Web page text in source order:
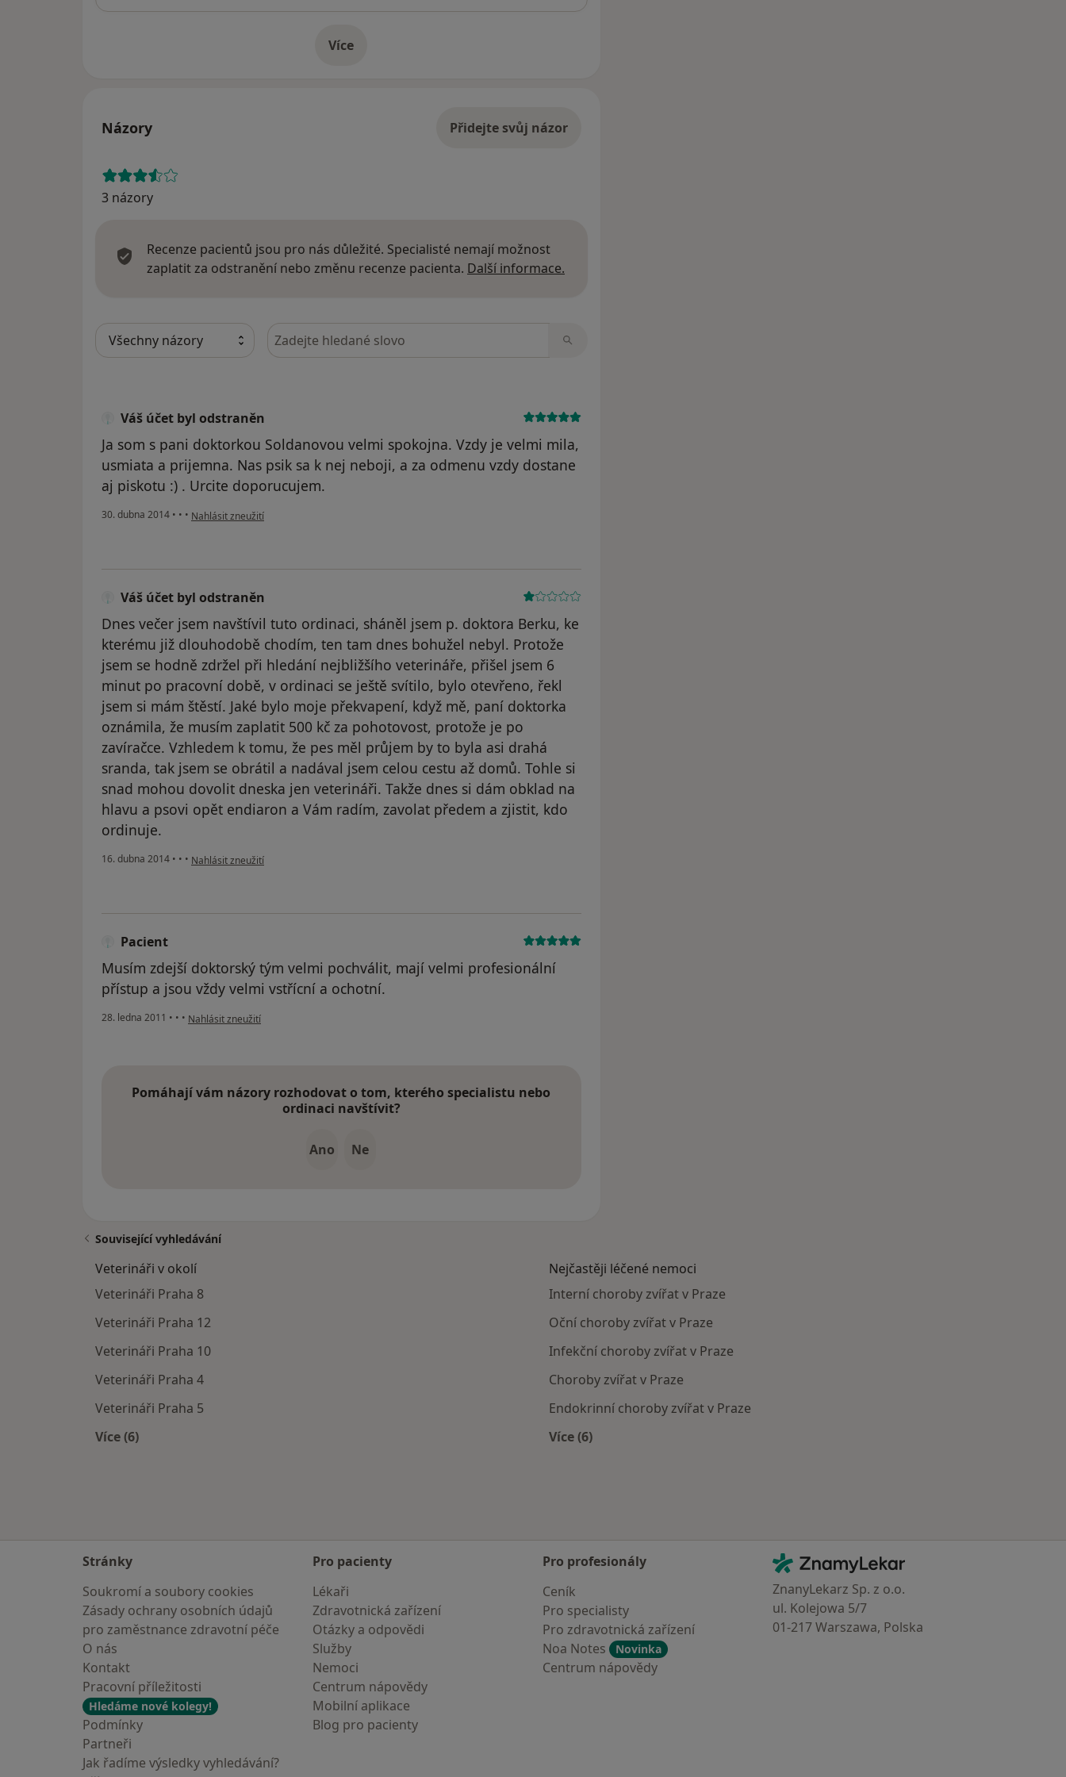
Víceo adrese
Názory Přidejte svůj názor
3 názory
Recenze pacientů jsou pro nás důležité. Specialisté nemají možnost
zaplatit za odstranění nebo změnu recenze pacienta. Další informace.
Hledejte v názorech
Váš účet byl odstraněn
Ja som s pani doktorkou Soldanovou velmi spokojna. Vzdy je velmi mila,
usmiata a prijemna. Nas psik sa k nej neboji, a za odmenu vzdy dostane
aj piskotu :) . Urcite doporucujem.
30. dubna 2014 • • • podle názoru uživatele Váš účet byl odstraněn
Nahlásit zneužití
Váš účet byl odstraněn
Dnes večer jsem navštívil tuto ordinaci, sháněl jsem p. doktora Berku, ke
kterému již dlouhodobě chodím, ten tam dnes bohužel nebyl. Protože
jsem se hodně zdržel při hledání nejbližšího veterináře, přišel jsem 6
minut po pracovní době, v ordinaci se ještě svítilo, bylo otevřeno, řekl
jsem si mám štěstí. Jaké bylo moje překvapení, když mě, paní doktorka
oznámila, že musím zaplatit 500 kč za pohotovost, protože je po
zavíračce. Vzhledem k tomu, že pes měl průjem by to byla asi drahá
sranda, tak jsem se obrátil a nadával jsem celou cestu až domů. Tohle si
snad mohou dovolit dneska jen veterináři. Takže dnes si dám obklad na
hlavu a psovi opět endiaron a Vám radím, zavolat předem a zjistit, kdo
ordinuje.
16. dubna 2014 • • • podle názoru uživatele Váš účet byl odstraněn
Nahlásit zneužití
Pacient
Musím zdejší doktorský tým velmi pochválit, mají velmi profesionální
přístup a jsou vždy velmi vstřícní a ochotní.
28. ledna 2011 • • • podle názoru uživatele Pacient
Nahlásit zneužití
Pomáhají vám názory rozhodovat o tom, kterého specialistu nebo
ordinaci navštívit?
Ano Ne
Související vyhledávání
Veterináři v okolí
Veterináři Praha 8
Veterináři Praha 12
Veterináři Praha 10
Veterináři Praha 4
Veterináři Praha 5
Více (6)
Nejčastěji léčené nemoci
Interní choroby zvířat v Praze
Oční choroby zvířat v Praze
Infekční choroby zvířat v Praze
Choroby zvířat v Praze
Endokrinní choroby zvířat v Praze
Více (6)
Stránky
Soukromí a soubory cookies
Zásady ochrany osobních údajů
pro zaměstnance zdravotní péče
O nás
Kontakt
Pracovní příležitosti
Hledáme nové kolegy!
Podmínky
Partneři
Jak řadíme výsledky vyhledávání?
Pro pacienty
Lékaři
Zdravotnická zařízení
Otázky a odpovědi
Služby
Nemoci
Centrum nápovědy
Mobilní aplikace
Blog pro pacienty
Pro profesionály
Ceník
Pro specialisty
Pro zdravotnická zařízení
Noa Notes
Novinka
Centrum nápovědy
Kontakt
ZnamyLekar - Hlavní stránka
ZnanyLekarz Sp. z o.o.
ul. Kolejowa 5/7
01-217 Warszawa, Polska